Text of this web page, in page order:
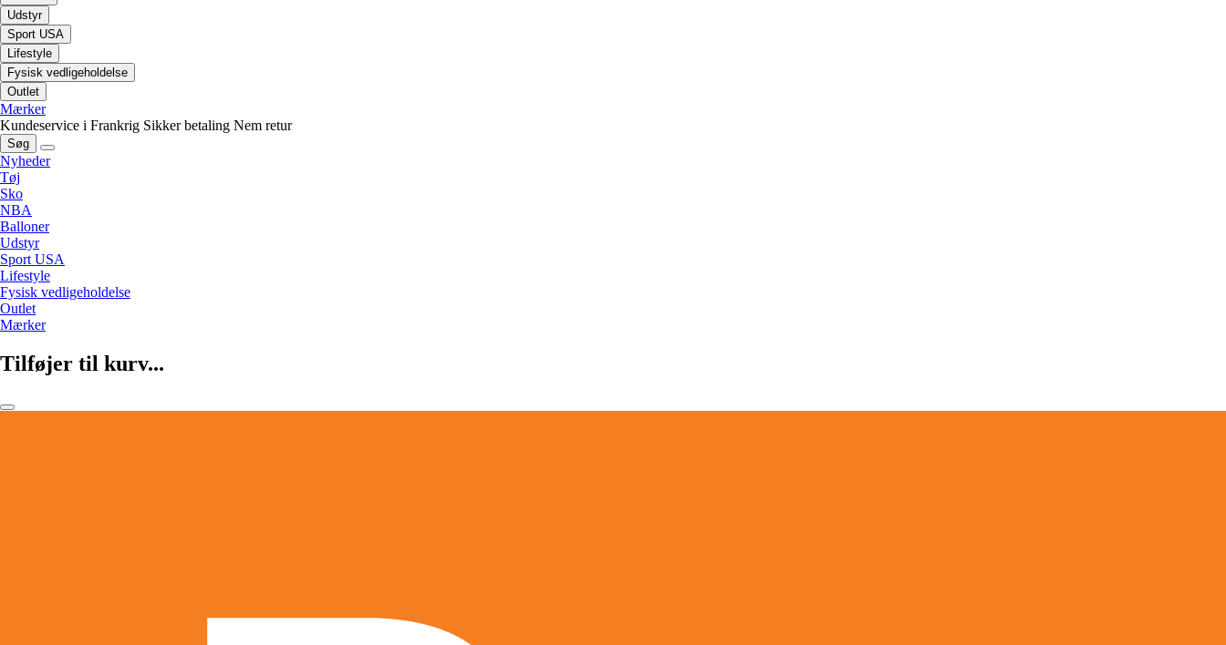
Udstyr
Sport USA
Lifestyle
Fysisk vedligeholdelse
Outlet
Mærker
Kundeservice i Frankrig Sikker betaling Nem retur
Søg
Nyheder
Tøj
Sko
NBA
Balloner
Udstyr
Sport USA
Lifestyle
Fysisk vedligeholdelse
Outlet
Mærker
Tilføjer til kurv...